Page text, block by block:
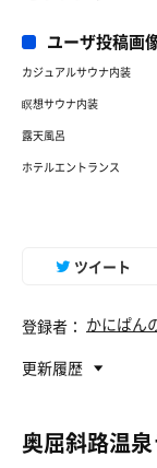
ユーザ投稿画
カジュアルサウナ内装
瞑想サウナ内装
露天風呂
ホテルエントランス
ツイート
登録者： かにぱん
更新履歴
奥屈斜路温